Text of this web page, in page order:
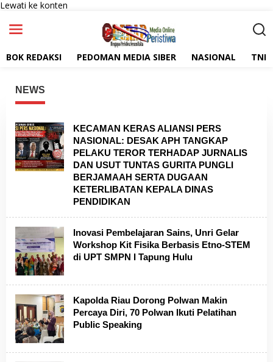
Lewati ke konten
BOK REDAKSI PEDOMAN MEDIA SIBER NASIONAL TNI
NEWS
E
R
A
P
P
T
I
W
A
KECAMAN KERAS ALIANSI PERS
NASIONAL: DESAK APH TANGKAP
PELAKU TEROR TERHADAP JURNALIS
DAN USUT TUNTAS GURITA PUNGLI
BERJAMAAH SERTA DUGAAN
KETERLIBATAN KEPALA DINAS
PENDIDIKAN
Inovasi Pembelajaran Sains, Unri Gelar
Workshop Kit Fisika Berbasis Etno-STEM
di UPT SMPN I Tapung Hulu
Kapolda Riau Dorong Polwan Makin
Percaya Diri, 70 Polwan Ikuti Pelatihan
Public Speaking